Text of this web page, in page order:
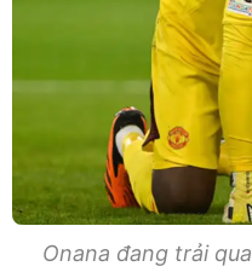
Onana đang trải